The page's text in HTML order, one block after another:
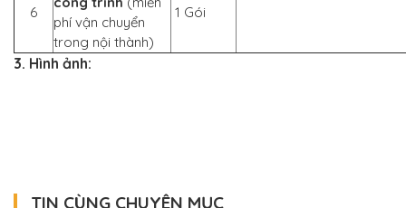
6
phí vận chuyển
trong nội thành)
1 Gói
3. Hình ảnh:
TIN CÙNG CHUYÊN MỤC